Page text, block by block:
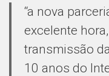
“a nova
excelente
transmissão
10 anos do